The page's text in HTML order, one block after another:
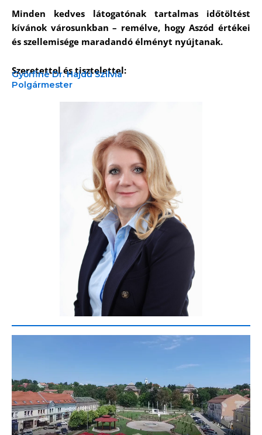
Minden kedves látogatónak tartalmas időtöltést
kívánok városunkban – remélve, hogy Aszód értékei
és szellemisége maradandó élményt nyújtanak.
Szeretettel és tisztelettel:
Győrfiné Dr. Hajdú Szilvia
Polgármester